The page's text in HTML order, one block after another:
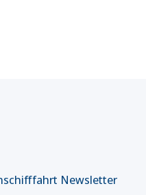
Newsletter